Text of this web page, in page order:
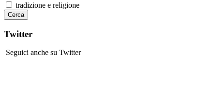
tradizione e religione
Twitter
Seguici anche su Twitter